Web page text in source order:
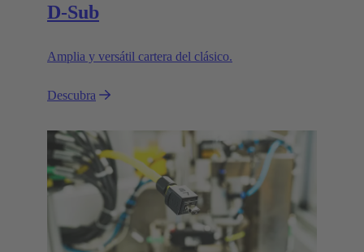
D-Sub
Amplia y versátil cartera del clásico.
Descubra